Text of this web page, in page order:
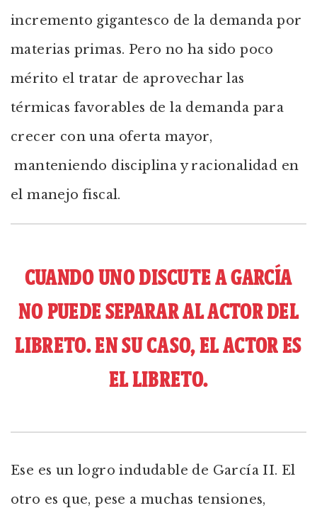
incremento gigantesco de la demanda por
materias primas. Pero no ha sido poco
mérito el tratar de aprovechar las
térmicas favorables de la demanda para
crecer con una oferta mayor,
manteniendo disciplina y racionalidad en
el manejo fiscal.
CUANDO UNO DISCUTE A GARCÍA
NO PUEDE SEPARAR AL ACTOR DEL
LIBRETO. EN SU CASO, EL ACTOR ES
EL LIBRETO.
Ese es un logro indudable de García II. El
otro es que, pese a muchas tensiones,